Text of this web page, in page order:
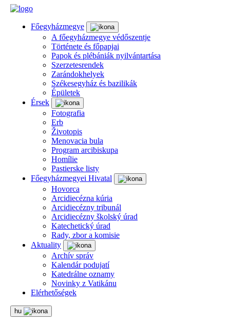
Főegyházmegye
A főegyházmegye védőszentje
Története és főpapjai
Papok és plébániák nyilvántartása
Szerzetesrendek
Zarándokhelyek
Székesegyház és bazilikák
Épületek
Érsek
Fotografia
Erb
Životopis
Menovacia bula
Program arcibiskupa
Homílie
Pastierske listy
Főegyházmegyei Hivatal
Hovorca
Arcidiecézna kúria
Arcidiecézny tribunál
Arcidiecézny školský úrad
Katechetický úrad
Rady, zbor a komisie
Aktuality
Archív správ
Kalendár podujatí
Katedrálne oznamy
Novinky z Vatikánu
Elérhetőségek
hu